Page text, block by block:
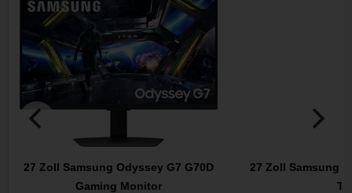
27 Zoll Samsung Odyssey G7 G70D
Gaming Monitor
27 Zoll Samsung